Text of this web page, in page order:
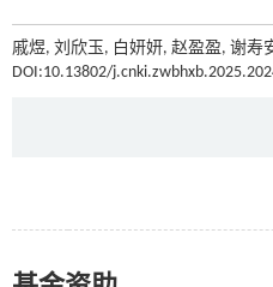
戚煜, 刘欣玉, 白妍妍, 赵盈盈, 谢寿
DOI:10.13802/